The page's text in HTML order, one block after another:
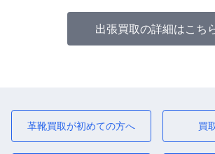
出張買取の詳細はこち
革靴買取が初めての方へ 買